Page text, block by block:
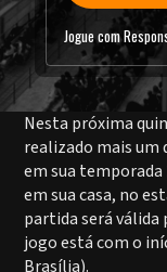
Jogue com
Nesta próxima
realizado mais um
em sua temporada
em sua casa, no
partida será válida
jogo está com o
Brasília).